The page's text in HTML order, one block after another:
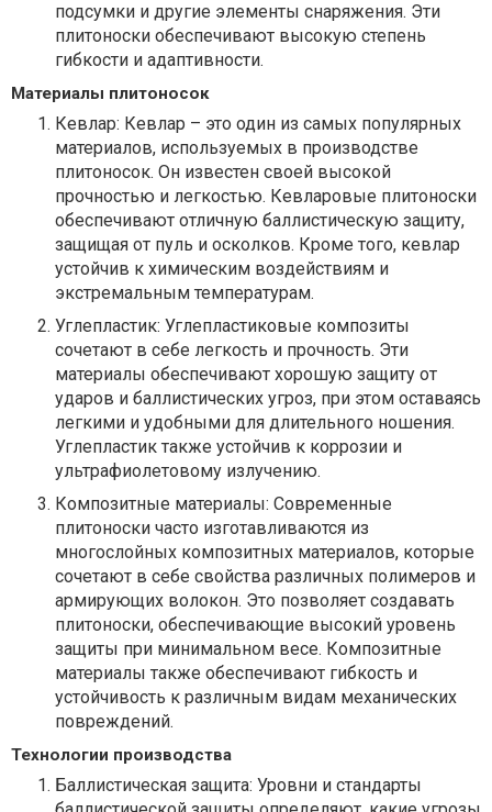
подсумки и другие элементы снаряжения. Эти
плитоноски обеспечивают высокую степень
гибкости и адаптивности.
Материалы плитоносок
Кевлар: Кевлар – это один из самых популярных
материалов, используемых в производстве
плитоносок. Он известен своей высокой
прочностью и легкостью. Кевларовые плитоноски
обеспечивают отличную баллистическую защиту,
защищая от пуль и осколков. Кроме того, кевлар
устойчив к химическим воздействиям и
экстремальным температурам.
Углепластик: Углепластиковые композиты
сочетают в себе легкость и прочность. Эти
материалы обеспечивают хорошую защиту от
ударов и баллистических угроз, при этом оставаясь
легкими и удобными для длительного ношения.
Углепластик также устойчив к коррозии и
ультрафиолетовому излучению.
Композитные материалы: Современные
плитоноски часто изготавливаются из
многослойных композитных материалов, которые
сочетают в себе свойства различных полимеров и
армирующих волокон. Это позволяет создавать
плитоноски, обеспечивающие высокий уровень
защиты при минимальном весе. Композитные
материалы также обеспечивают гибкость и
устойчивость к различным видам механических
повреждений.
Технологии производства
Баллистическая защита: Уровни и стандарты